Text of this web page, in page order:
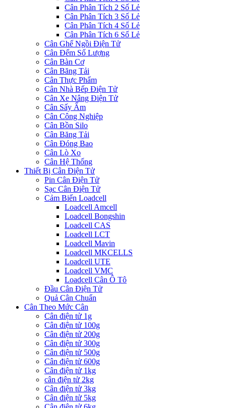
Cân Phân Tích 2 Số Lẻ
Cân Phân Tích 3 Số Lẻ
Cân Phân Tích 4 Số Lẻ
Cân Phân Tích 6 Số Lẻ
Cân Ghế Ngồi Điện Tử
Cân Đếm Số Lượng
Cân Bàn Cơ
Cân Băng Tải
Cân Thực Phẩm
Cân Nhà Bếp Điện Tử
Cân Xe Nâng Điện Tử
Cân Sấy Ẩm
Cân Công Nghiệp
Cân Bồn Silo
Cân Băng Tải
Cân Đóng Bao
Cân Lò Xo
Cân Hệ Thống
Thiết Bị Cân Điện Tử
Pin Cân Điện Tử
Sạc Cân Điện Tử
Cảm Biến Loadcell
Loadcell Amcell
Loadcell Bongshin
Loadcell CAS
Loadcell LCT
Loadcell Mavin
Loadcell MKCELLS
Loadcell UTE
Loadcell VMC
Loadcell Cân Ô Tô
Đầu Cân Điện Tử
Quả Cân Chuẩn
Cân Theo Mức Cân
Cân điện tử 1g
Cân điện tử 100g
Cân điện tử 200g
Cân điện tử 300g
Cân điện tử 500g
Cân điện tử 600g
Cân điện tử 1kg
cân điện tử 2kg
Cân điện tử 3kg
Cân điện tử 5kg